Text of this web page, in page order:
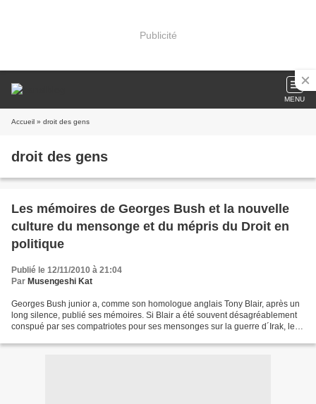
Publicité
MENU
Accueil » droit des gens
droit des gens
Les mémoires de Georges Bush et la nouvelle
culture du mensonge et du mépris du Droit en
politique
Publié le 12/11/2010 à 21:04
Par Musengeshi Kat
Georges Bush junior a, comme son homologue anglais Tony Blair, après un
long silence, publié ses mémoires. Si Blair a été souvent désagréablement
conspué par ses compatriotes pour ses mensonges sur la guerre d´Irak, le